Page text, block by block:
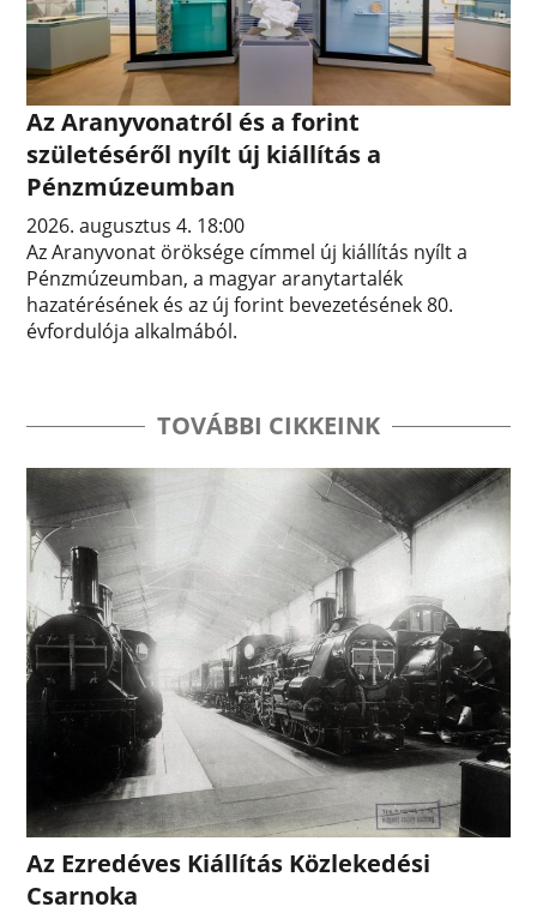
Az Aranyvonatról és a forint
születéséről nyílt új kiállítás a
Pénzmúzeumban
2026. augusztus 4. 18:00
Az Aranyvonat öröksége címmel új kiállítás nyílt a
Pénzmúzeumban, a magyar aranytartalék
hazatérésének és az új forint bevezetésének 80.
évfordulója alkalmából.
TOVÁBBI CIKKEINK
Az Ezredéves Kiállítás Közlekedési
Csarnoka